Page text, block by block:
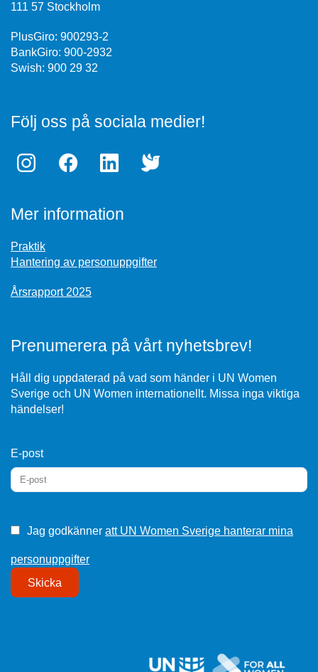
111 57 Stockholm
PlusGiro: 900293-2
BankGiro: 900-2932
Swish: 900 29 32
Följ oss på sociala medier!
Mer information
Praktik
Hantering av personuppgifter
Årsrapport 2025
Prenumerera på vårt nyhetsbrev!
Håll dig uppdaterad på vad som händer i UN Women
Sverige och UN Women internationellt. Missa inga viktiga
händelser!
E-post
Jag godkänner att UN Women Sverige hanterar mina
personuppgifter
Skicka